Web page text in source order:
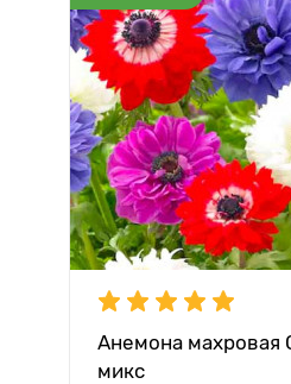
Анемона махровая
микс